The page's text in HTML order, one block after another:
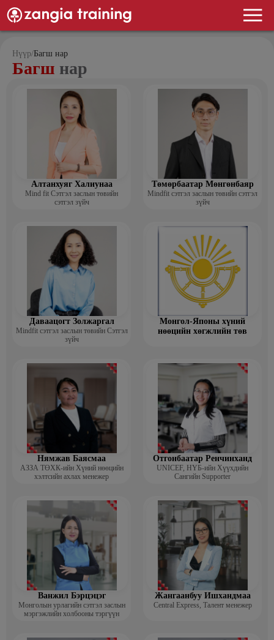
Нүүр/Багш нар
Багш нар
Алтанхуяг Халиунаа
Mind fit Сэтгэл заслын төвийн
сэтгэл зүйч
Төмөрбаатар Мөнгөнбаяр
Mindfit сэтгэл заслын төвийн сэтгэл
зүйч
Даваацогт Золжаргал
Mindfit сэтгэл заслын төвийн Сэтгэл
зүйч
Монгол-Японы хүний
нөөцийн хөгжлийн төв
Нямжав Баясмаа
АЗЗА ТӨХК-ийн Хүний нөөцийн
хэлтсийн ахлах менежер
Отгонбаатар Ренчинханд
UNIСЕF, НҮБ-ийн Хүүхдийн
Сангийн Supporter
Ванжил Бэрцэцэг
Монголын урлагийн сэтгэл заслын
мэргэжлийн холбооны тэргүүн
Жангаанбуу Ишхандмаа
Central Express, Талент менежер